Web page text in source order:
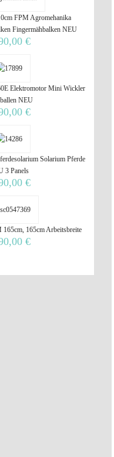
FPM Agromehanika
Fingermähbalken NEU
€
Elektromotor Mini Wickler
NEU
€
Solarium Pferde
3 Panels
€
165cm, 165cm Arbeitsbreite
€